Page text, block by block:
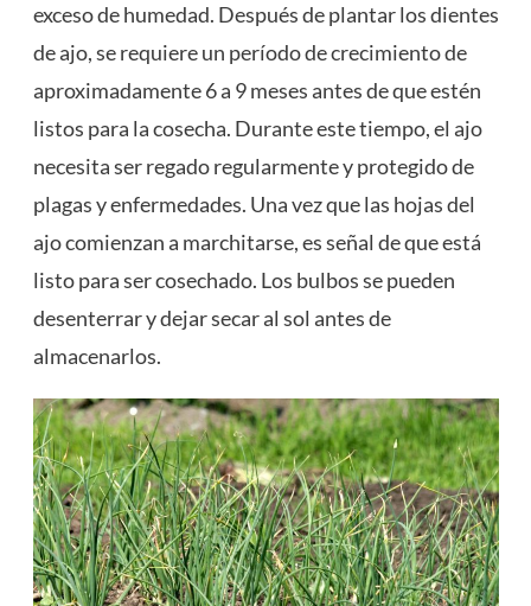
exceso de humedad. Después de plantar los dientes
de ajo, se requiere un período de crecimiento de
aproximadamente 6 a 9 meses antes de que estén
listos para la cosecha. Durante este tiempo, el ajo
necesita ser regado regularmente y protegido de
plagas y enfermedades. Una vez que las hojas del
ajo comienzan a marchitarse, es señal de que está
listo para ser cosechado. Los bulbos se pueden
desenterrar y dejar secar al sol antes de
almacenarlos.